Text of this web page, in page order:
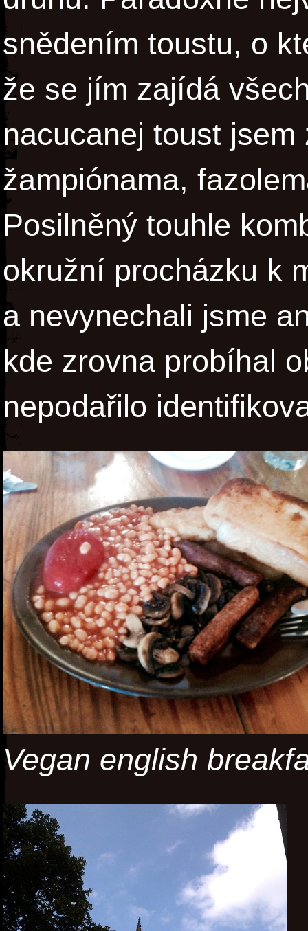
snědením toustu, o
že se jím zajídá
nacucanej toust
žampiónama,
Posilněný touhle
okružní procházku k
a nevynechali jsme
kde zrovna probíhal
nepodařilo
Vegan english